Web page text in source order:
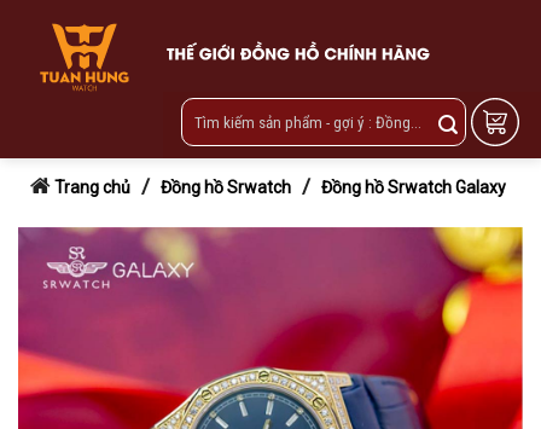
content
Trang chủ / Đồng hồ Srwatch / Đồng hồ Srwatch Galaxy